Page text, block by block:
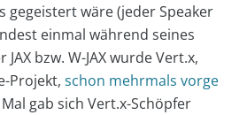
gegeistert wäre (jeder Speaker
einmal während seines
bzw. W-JAX wurde Vert.x,
Projekt, schon mehrmals vorge
gab sich Vert.x-Schöpfer